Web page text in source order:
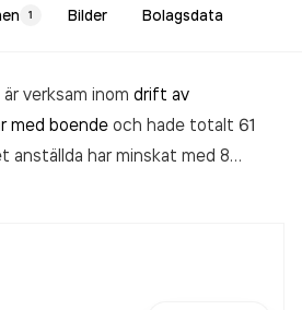
1 Bilder Bolagsdata
verksam inom drift av
med boende och hade totalt 61
anställda har minskat med 8